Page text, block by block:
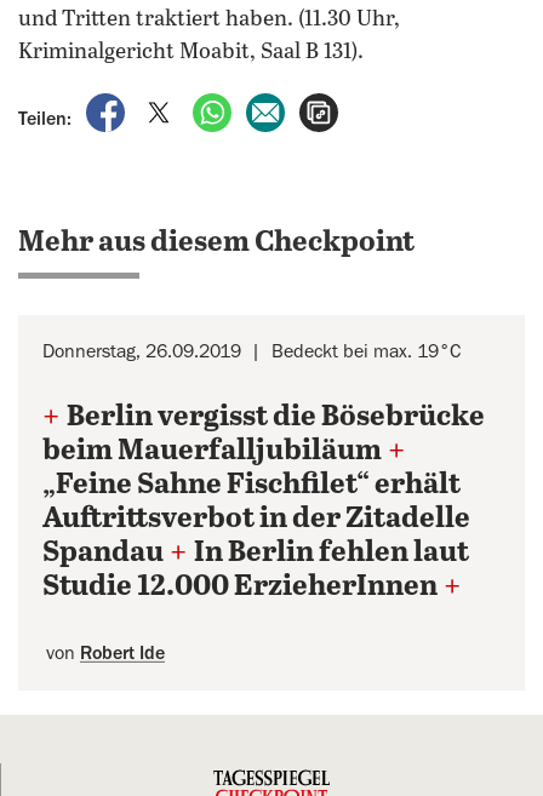
und Tritten traktiert haben. (11.30 Uhr,
Kriminalgericht Moabit, Saal B 131).
Teilen:
auf Facebook teilen
auf X teilenper WhatsApp teilen
per E-Mail teilen
Mehr aus diesem Checkpoint
Donnerstag, 26.09.2019 Bedeckt bei max. 19°C
+ Berlin vergisst die Bösebrücke
beim Mauerfalljubiläum +
„Feine Sahne Fischfilet“ erhält
Auftrittsverbot in der Zitadelle
Spandau + In Berlin fehlen laut
Studie 12.000 ErzieherInnen +
von Robert Ide